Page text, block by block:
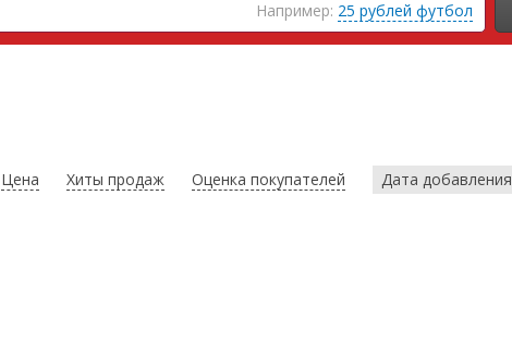
Например: 25 рублей футбол
Цена Хиты продаж Оценка покупателей Дата добавления